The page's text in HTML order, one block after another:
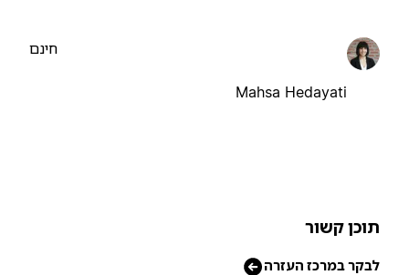
Mahsa Hedayati
קשור
במרכז העזרה